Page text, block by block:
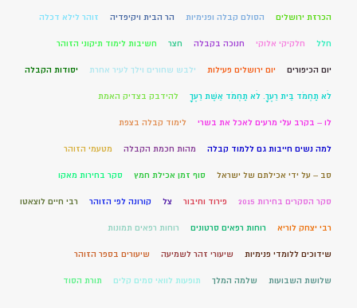
הכרזת ירושלים הסולם קבלה ופנימיות הר הבית ויקיפדיה זוהר לילא דכלה
חלל חלקיקי אלוקי חנוכה בקבלה חצר חשיבות לימוד תיקוני הזוהר
יום הכיפורים יום ירושלים פעילות ילבש שחורים וילך לעיר אחרת יסודות הקבלה
לֹא תַחְמֹד בֵּית רֵעֶךָ. לֹא תַחְמֹד אֵשֶׁת רֵעֶךָ להידבק בצדיק האמת
לו – בקרב עלי מרעים לאכל את בשרי לימוד קבלה בצפת
למה נשים חייבות גם ללמוד קבלה מהות חכמת הקבלה מטעמי הזוהר
סב – על ידי אכילתם של ישראל סוף זמן אכילת חמץ סקר בחירות מאקו
סקר הסקרים בחירות 2015 פירוד וחיבור צל קורונה לפי הזוהר רבי חיים לוצאטו
רבי יצחק לוריא רוחות רפאים סרטונים רוחות רפאים תמונות
שידוכים ללומדי פנימיות שיעורי זהר לשמיעה שיעורים בספר הזוהר
שלושת השבועות שלמה המלך תופעות לוואי סמים קלים תורת הסוד